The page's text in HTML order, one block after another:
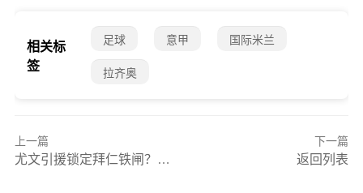
相关标
签
足球 意甲 国际米兰
拉齐奥
上一篇
尤文引援锁定拜仁铁闸？金玟哉夏窗行情持续看涨
下一篇
返回列表